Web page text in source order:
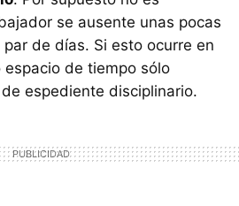
se ausente unas pocas
de días. Si esto ocurre en
de tiempo sólo
espediente disciplinario.